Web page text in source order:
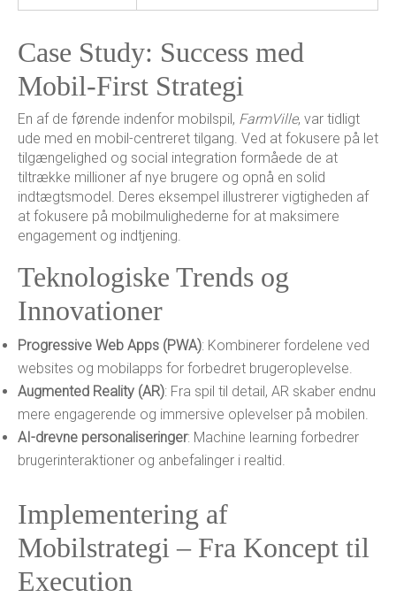
Case Study: Success med
Mobil-First Strategi
En af de førende indenfor mobilspil, FarmVille, var tidligt
ude med en mobil-centreret tilgang. Ved at fokusere på let
tilgængelighed og social integration formåede de at
tiltrække millioner af nye brugere og opnå en solid
indtægtsmodel. Deres eksempel illustrerer vigtigheden af
at fokusere på mobilmulighederne for at maksimere
engagement og indtjening.
Teknologiske Trends og
Innovationer
Progressive Web Apps (PWA): Kombinerer fordelene ved
websites og mobilapps for forbedret brugeroplevelse.
Augmented Reality (AR): Fra spil til detail, AR skaber endnu
mere engagerende og immersive oplevelser på mobilen.
AI-drevne personaliseringer: Machine learning forbedrer
brugerinteraktioner og anbefalinger i realtid.
Implementering af
Mobilstrategi – Fra Koncept til
Execution